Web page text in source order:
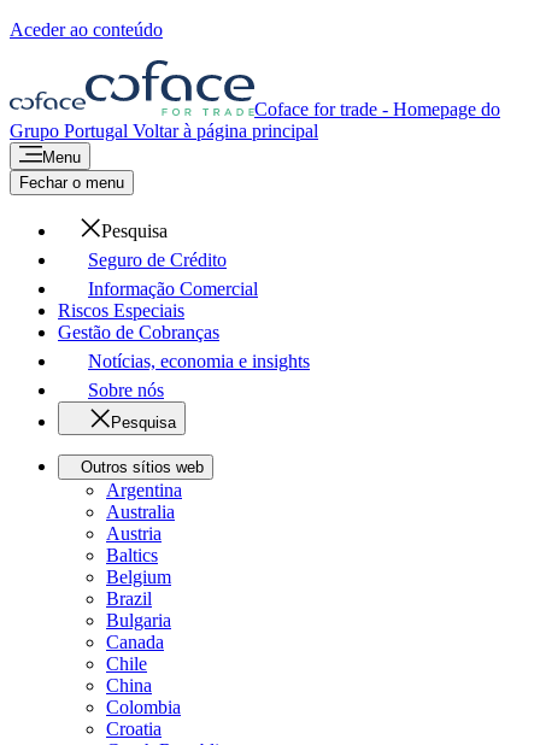
Aceder ao conteúdo
Coface for trade - Homepage do
Grupo Portugal Voltar à página principal
Menu
Fechar o menu
Pesquisa
Seguro de Crédito
Informação Comercial
Riscos Especiais
Gestão de Cobranças
Notícias, economia e insights
Sobre nós
Pesquisa
Outros sítios web
Argentina
Australia
Austria
Baltics
Belgium
Brazil
Bulgaria
Canada
Chile
China
Colombia
Croatia